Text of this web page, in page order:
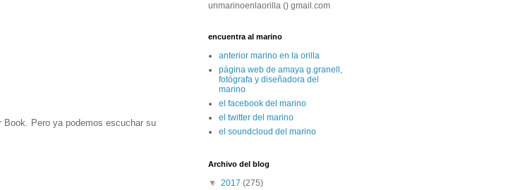
Book. Pero ya podemos escuchar su
unmarinoenlaorilla () gmail.com
encuentra al marino
anterior marino en la orilla
página web de amaya g.granell,
fotógrafa y diseñadora del
marino
el facebook del marino
el twitter del marino
el soundcloud del marino
Archivo del blog
▼ 2017 (275)